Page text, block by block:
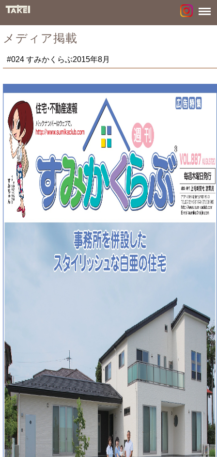
メディア掲載
#024 すみかくらぶ2015年8月